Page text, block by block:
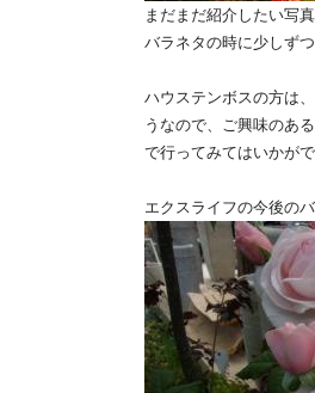
まだまだ紹介したい写
バラネタの時に少しず
ハウステンボスの方は
うなので、ご興味のあ
で行ってみてはいかが
エクスライフの今後の